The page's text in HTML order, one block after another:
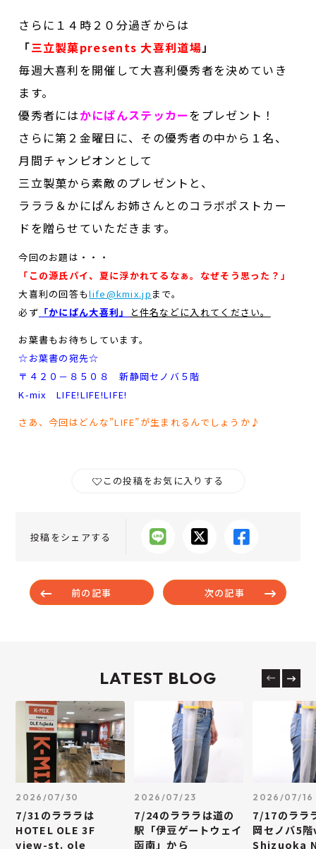
さらに１４時２０分過ぎからは
「三立製菓presents 大喜利道場 」
毎週大喜利を開催して大喜利優秀者を決めていき
ます。
優秀者にはかにぱんステッカーをプレゼント！
さらに第２金曜日に、その優秀者の中から１名、
月間チャンピオンとして
三立製菓から素敵のプレゼントと、
ラララ＆かにぱんお姉さんとのコラボポストカー
ドを贈らせていただきます。
今回のお題は・・・
「この源氏パイ、夏に浮かれてるなぁ。なぜそう思った？」
大喜利の回答もlife@kmix.jp まで。
必ず 「かにぱん大喜利」 と件名などに入れてください。
お葉書もお待ちしています。
☆お葉書の宛先☆
〒４２０－８５０８ 新静岡セノバ５階
K-mix LIFE!LIFE!LIFE!
さあ、今回はどんな”LIFE”が生まれるんでしょうか♪
この投稿をお気に入りする
投稿をシェアする
前の記事 次の記事
LATEST BLOG
2026/07/30
7/31のラララは
HOTEL OLE 3F
view-st. ole
2026/07/23
7/24のラララは道の
駅「伊豆ゲートウェイ
函南」から
2026/07/16
7/17のララ
岡セノバ5
Shizuoka